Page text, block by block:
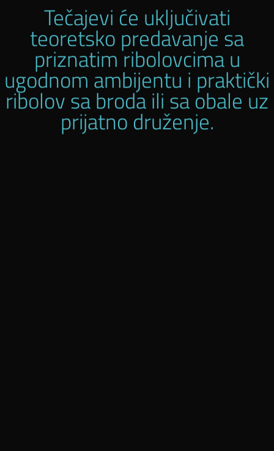
Tečajevi će uključivati
teoretsko predavanje sa
priznatim ribolovcima u
ugodnom ambijentu i praktički
ribolov sa broda ili sa obale uz
prijatno druženje.